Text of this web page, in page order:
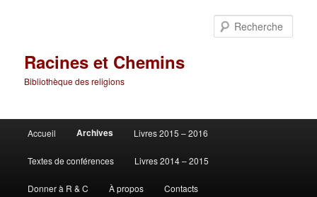
Racines et Chemins
Bibliothèque des religions
principal
Accueil Archives Livres 2015 – 2016
Textes de conférences Livres 2014 – 2015
Donner à R & C À propos Contacts